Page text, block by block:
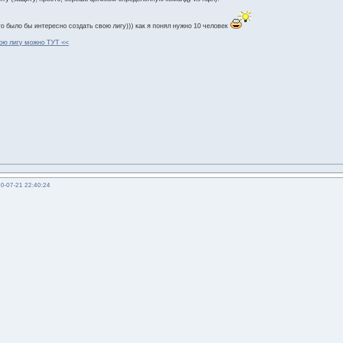
было бы интересно создать свою лигу))) как я понял нужно 10 человек
лигу можно ТУТ <<
07-21 22:40:24